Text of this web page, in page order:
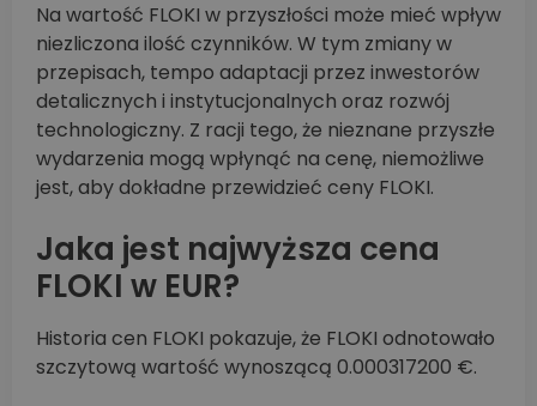
Na wartość FLOKI w przyszłości może mieć wpływ
niezliczona ilość czynników. W tym zmiany w
przepisach, tempo adaptacji przez inwestorów
detalicznych i instytucjonalnych oraz rozwój
technologiczny. Z racji tego, że nieznane przyszłe
wydarzenia mogą wpłynąć na cenę, niemożliwe
jest, aby dokładne przewidzieć ceny FLOKI.
Jaka jest najwyższa cena
FLOKI w EUR?
Historia cen FLOKI pokazuje, że FLOKI odnotowało
szczytową wartość wynoszącą 0.000317200 €.